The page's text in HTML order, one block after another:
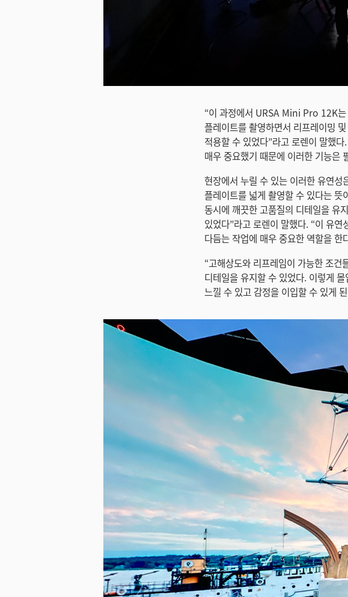
“이 과정에서 URSA Mini Pro 12K는
플레이트를 촬영하면서 리프레이밍
적용할 수 있었다”라고 로렌이 말했
매우 중요했기 때문에 이러한 기능은
현장에서 누릴 수 있는 이러한 유연
플레이트를 넓게 촬영할 수 있다는
동시에 깨끗한 고품질의 디테일을 유
있었다”라고 로렌이 말했다. “이 유
다듬는 작업에 매우 중요한 역할을 한
“고해상도와 리프레임이 가능한 조
디테일을 유지할 수 있었다. 이렇게
느낄 수 있고 감정을 이입할 수 있게